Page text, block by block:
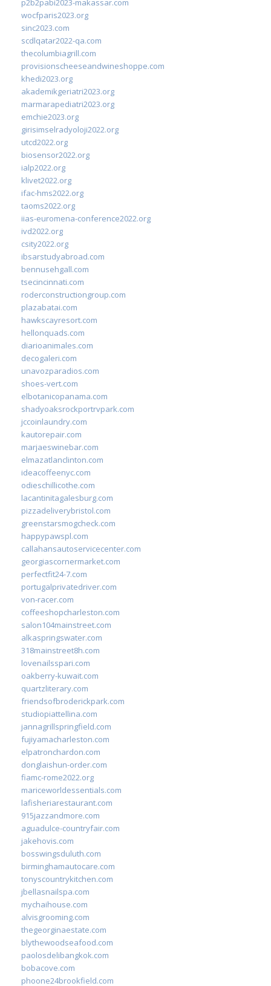
wocfparis2023.org
sinc2023.com
scdlqatar2022-qa.com
thecolumbiagrill.com
provisionscheeseandwineshoppe.com
khedi2023.org
akademikgeriatri2023.org
marmarapediatri2023.org
emchie2023.org
girisimselradyoloji2022.org
utcd2022.org
biosensor2022.org
ialp2022.org
klivet2022.org
ifac-hms2022.org
taoms2022.org
iias-euromena-conference2022.org
ivd2022.org
csity2022.org
ibsarstudyabroad.com
bennusehgall.com
tsecincinnati.com
roderconstructiongroup.com
plazabatai.com
hawkscayresort.com
hellonquads.com
diarioanimales.com
decogaleri.com
unavozparadios.com
shoes-vert.com
elbotanicopanama.com
shadyoaksrockportrvpark.com
jccoinlaundry.com
kautorepair.com
marjaeswinebar.com
elmazatlanclinton.com
ideacoffeenyc.com
odieschillicothe.com
lacantinitagalesburg.com
pizzadeliverybristol.com
greenstarsmogcheck.com
happypawspl.com
callahansautoservicecenter.com
georgiascornermarket.com
perfectfit24-7.com
portugalprivatedriver.com
von-racer.com
coffeeshopcharleston.com
salon104mainstreet.com
alkaspringswater.com
318mainstreet8h.com
lovenailsspari.com
oakberry-kuwait.com
quartzliterary.com
friendsofbroderickpark.com
studiopiattellina.com
jannagrillspringfield.com
fujiyamacharleston.com
elpatronchardon.com
donglaishun-order.com
fiamc-rome2022.org
mariceworldessentials.com
lafisheriarestaurant.com
915jazzandmore.com
aguadulce-countryfair.com
jakehovis.com
bosswingsduluth.com
birminghamautocare.com
tonyscountrykitchen.com
jbellasnailspa.com
mychaihouse.com
alvisgrooming.com
thegeorginaestate.com
blythewoodseafood.com
paolosdelibangkok.com
bobacove.com
phoone24brookfield.com